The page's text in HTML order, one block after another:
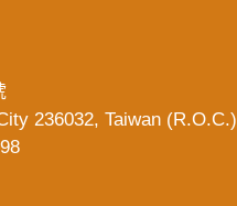
236032, Taiwan (R.O.C.)